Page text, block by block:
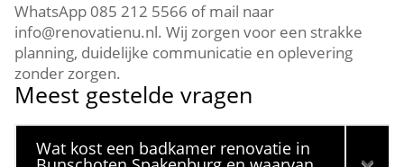
WhatsApp 085 212 5566 of mail naar
info@renovatienu.​nl.​ Wij zorgen voor een strakke
planning, duidelijke communicatie en oplevering
zonder zorgen.​
Meest gestelde vragen
Wat kost een badkamer renovatie in